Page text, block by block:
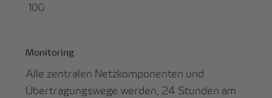
10G
Monitoring
Alle zentralen Netzkomponenten und
Übertragungswege werden, 24 Stunden am